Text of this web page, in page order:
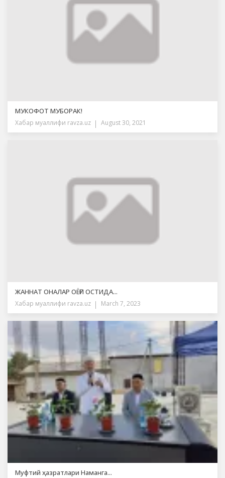
МУКОФОТ МУБОРАК!
Хабар муаллифи ravza.uz August 30, 2021
ЖАННАТ ОНАЛАР ОЁҒИ ОСТИДА...
Хабар муаллифи ravza.uz March 7, 2023
Муфтий ҳазратлари Наманга...